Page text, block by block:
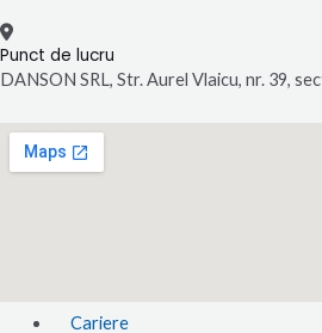
Punct de lucru
DANSON SRL, Str. Aurel Vlaicu, nr. 39,
Cariere